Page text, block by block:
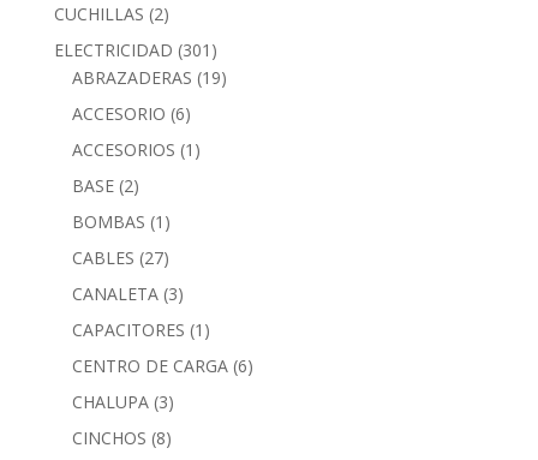
CUCHILLAS (2)
ELECTRICIDAD (301)
ABRAZADERAS (19)
ACCESORIO (6)
ACCESORIOS (1)
BASE (2)
BOMBAS (1)
CABLES (27)
CANALETA (3)
CAPACITORES (1)
CENTRO DE CARGA (6)
CHALUPA (3)
CINCHOS (8)